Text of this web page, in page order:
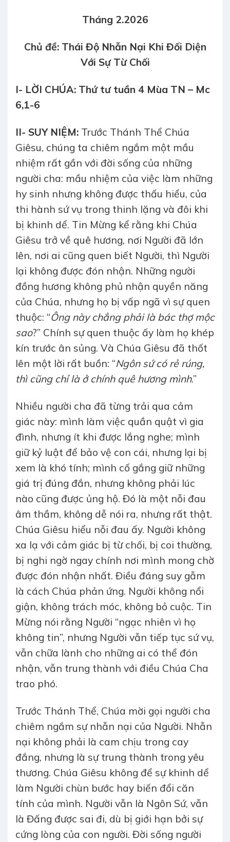
Tháng 2.2026
Chủ đề: Thái Độ Nhẫn Nại Khi Đối Diện
Với Sự Từ Chối
I- LỜI CHÚA: Thứ tư tuần 4 Mùa TN – Mc
6,1-6
II- SUY NIỆM: Trước Thánh Thể Chúa
Giêsu, chúng ta chiêm ngắm một mầu
nhiệm rất gần với đời sống của những
người cha: mầu nhiệm của việc làm những
hy sinh nhưng không được thấu hiểu, của
thi hành sứ vụ trong thinh lặng và đôi khi
bị khinh dể. Tin Mừng kể rằng khi Chúa
Giêsu trở về quê hương, nơi Người đã lớn
lên, nơi ai cũng quen biết Người, thì Người
lại không được đón nhận. Những người
đồng hương không phủ nhận quyền năng
của Chúa, nhưng họ bị vấp ngã vì sự quen
thuộc: “Ông này chẳng phải là bác thợ mộc
sao?” Chính sự quen thuộc ấy làm họ khép
kín trước ân sủng. Và Chúa Giêsu đã thốt
lên một lời rất buồn: “Ngôn sứ có rẻ rúng,
thì cũng chỉ là ở chính quê hương mình.”
Nhiều người cha đã từng trải qua cảm
giác này: mình làm việc quần quật vì gia
đình, nhưng ít khi được lắng nghe; mình
giữ kỷ luật để bảo vệ con cái, nhưng lại bị
xem là khó tính; mình cố gắng giữ những
giá trị đúng đắn, nhưng không phải lúc
nào cũng được ủng hộ. Đó là một nỗi đau
âm thầm, không dễ nói ra, nhưng rất thật.
Chúa Giêsu hiểu nỗi đau ấy. Người không
xa lạ với cảm giác bị từ chối, bị coi thường,
bị nghi ngờ ngay chính nơi mình mong chờ
được đón nhận nhất. Điều đáng suy gẫm
là cách Chúa phản ứng. Người không nổi
giận, không trách móc, không bỏ cuộc. Tin
Mừng nói rằng Người “ngạc nhiên vì họ
không tin”, nhưng Người vẫn tiếp tục sứ vụ,
vẫn chữa lành cho những ai có thể đón
nhận, vẫn trung thành với điều Chúa Cha
trao phó.
Trước Thánh Thể, Chúa mời gọi người cha
chiêm ngắm sự nhẫn nại của Người. Nhẫn
nại không phải là cam chịu trong cay
đắng, nhưng là sự trung thành trong yêu
thương. Chúa Giêsu không để sự khinh dể
làm Người chùn bước hay biến đổi căn
tính của mình. Người vẫn là Ngôn Sứ, vẫn
là Đấng được sai đi, dù bị giới hạn bởi sự
cứng lòng của con người. Đời sống người